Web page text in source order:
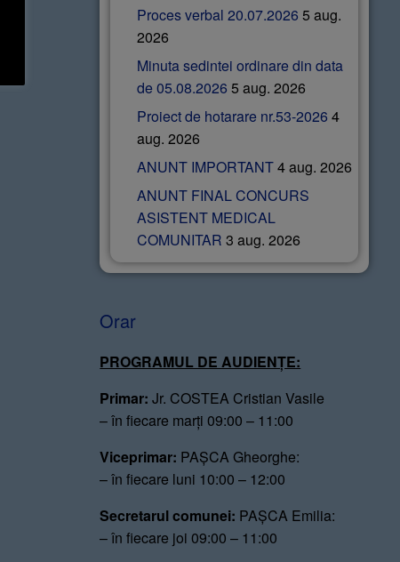
Proces verbal 20.07.2026 5 aug.
2026
Minuta sedintei ordinare din data
de 05.08.2026 5 aug. 2026
Proiect de hotarare nr.53-2026 4
aug. 2026
ANUNT IMPORTANT4 aug. 2026
ANUNT FINAL CONCURS
ASISTENT MEDICAL
COMUNITAR 3 aug. 2026
Orar
PROGRAMUL DE AUDIENȚE:
Primar:Jr. COSTEA Cristian Vasile
– în fiecare marți 09:00 – 11:00
Viceprimar: PAȘCA Gheorghe:
– în fiecare luni 10:00 – 12:00
Secretarul comunei: PAȘCA Emilia:
– în fiecare joi 09:00 – 11:00